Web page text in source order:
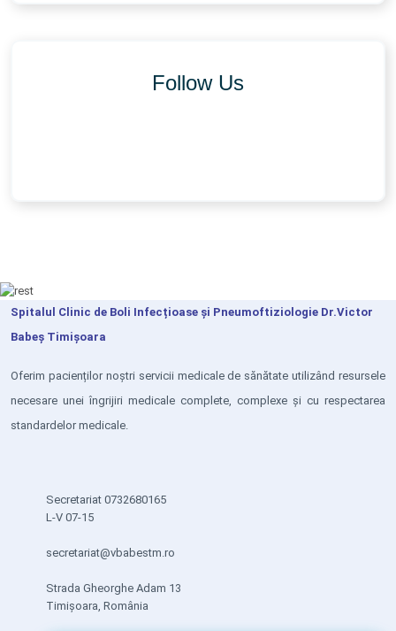
Follow Us
Spitalul Clinic de Boli Infecțioase și Pneumoftiziologie Dr.Victor
Babeș Timișoara
Oferim pacienților noștri servicii medicale de sănătate utilizând resursele
necesare unei îngrijiri medicale complete, complexe și cu respectarea
standardelor medicale.
Secretariat 0732680165
L-V 07-15
secretariat@vbabestm.ro
Strada Gheorghe Adam 13
Timișoara, România